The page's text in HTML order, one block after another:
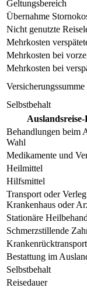
Geltungsbereich
Übernahme
Nicht genutzte
Mehrkosten
Mehrkosten bei
Mehrkosten bei
Versicherungssumme
Selbstbehalt
Behandlungen beim
Wahl
Medikamente und
Heilmittel
Hilfsmittel
Transport oder
Krankenhaus oder
Stationäre
Schmerzstillende
Bestattung im
Selbstbehalt
Reisedauer